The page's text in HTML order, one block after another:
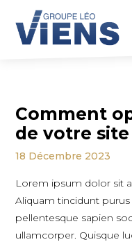
Comment
de votre
18 Décembre 2023
Lorem ipsum dolor sit
Aliquam tincidunt purus
pellentesque sapien
ullamcorper. Quisque